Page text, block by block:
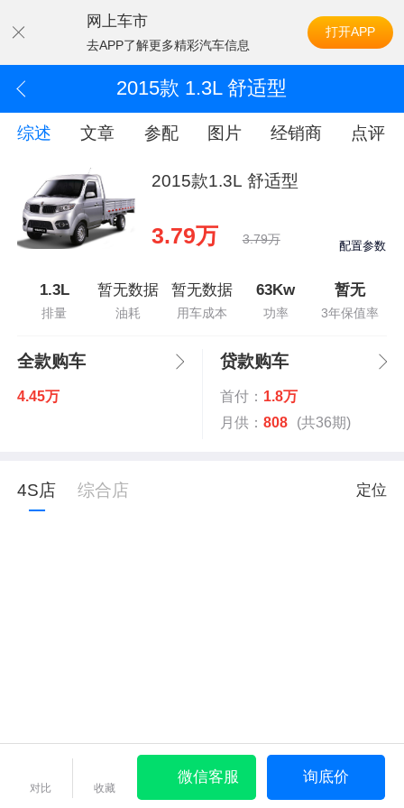
网上车市
去APP了解更多精彩汽车信息
打开APP
2015款 1.3L 舒适型
综述 文章 参配 图片 经销商 点评
2015款1.3L 舒适型
3.79万 3.79万 配置参数
1.3L
排量
暂无数据
油耗
暂无数据
用车成本
63Kw
功率
暂无
3年保值率
全款购车
4.45万
贷款购车
首付： 1.8万
月供： 808 (共36期)
4S店 综合店 定位
对比 收藏
微信客服 询底价